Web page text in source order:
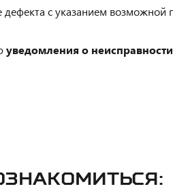
с указанием возможной
уведомления о неисправности